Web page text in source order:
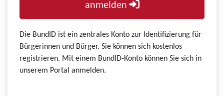
anmelden
Die BundID ist ein zentrales Konto zur Identifizierung für
Bürgerinnen und Bürger. Sie können sich kostenlos
registrieren. Mit einem BundID-Konto können Sie sich in
unserem Portal anmelden.